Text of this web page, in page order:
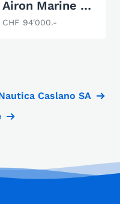
Airon Marine 25 AMX
CHF 94'000.-
Caslano SA